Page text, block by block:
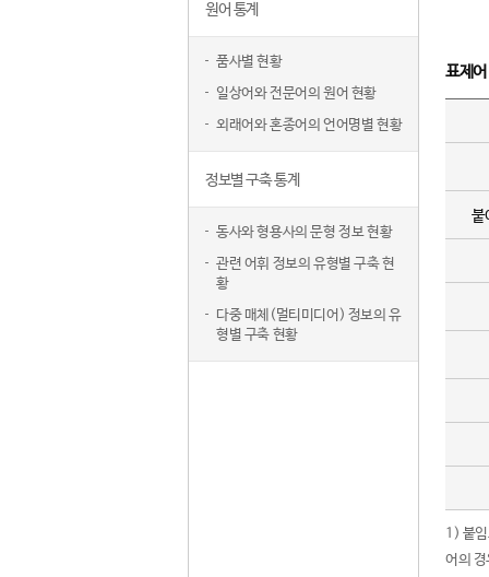
원어 통계
품사별 현황
일상어와 전문어의 원어 현황
외래어와 혼종어의 언어명별 현황
정보별 구축 통계
동사와 형용사의 문형 정보 현황
관련 어휘 정보의 유형별 구축 현
황
다중 매체(멀티미디어) 정보의 유
형별 구축 현황
표제
붙
1) 붙
어의